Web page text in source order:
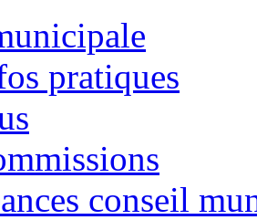
pratiques
conseil